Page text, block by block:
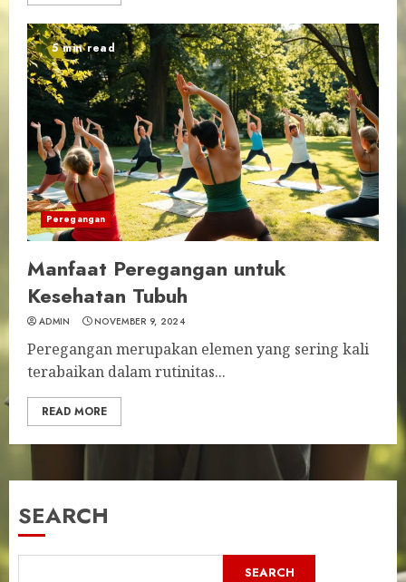
5 min read
Peregangan
Manfaat Peregangan untuk
Kesehatan Tubuh
ADMIN NOVEMBER 9, 2024
Peregangan merupakan elemen yang sering kali
terabaikan dalam rutinitas...
READ MORE
SEARCH
SEARCH